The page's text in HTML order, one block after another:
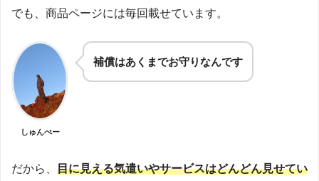
でも、商品ページには毎回載せています。
しゅんぺー
補償はあくまでお守りなんです
だから、 目に見える気遣いやサービスはどんどん見せてい